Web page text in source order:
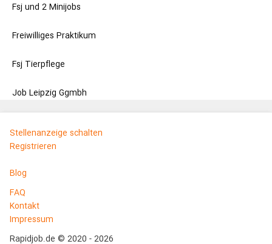
Fsj und 2 Minijobs
Freiwilliges Praktikum
Fsj Tierpflege
Job Leipzig Ggmbh
Stellenanzeige schalten
Registrieren
Blog
FAQ
Kontakt
Impressum
Rapidjob.de © 2020 - 2026